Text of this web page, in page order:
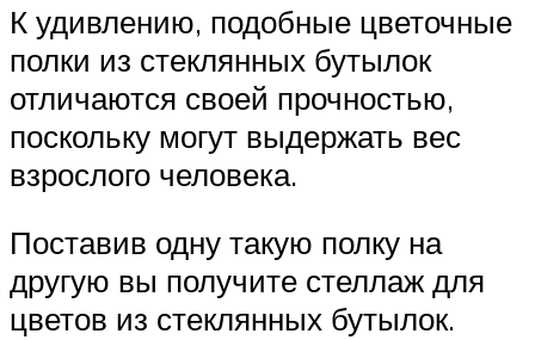
К удивлению, подобные цветочные
полки из стеклянных бутылок
отличаются своей прочностью,
поскольку могут выдержать вес
взрослого человека.
Поставив одну такую полку на
другую вы получите стеллаж для
цветов из стеклянных бутылок.